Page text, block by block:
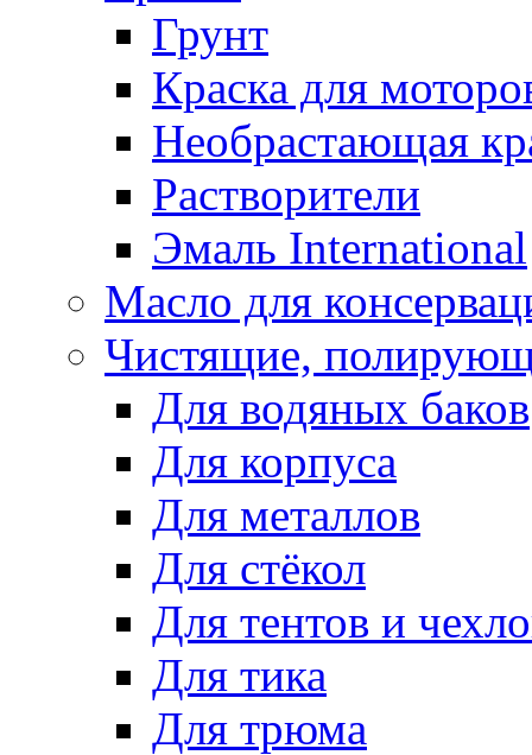
Грунт
Краска для
Необрастающая
Растворители
Эмаль International
Масло для
Чистящие,
Для водяных баков
Для корпуса
Для металлов
Для стёкол
Для тентов и
Для тика
Для трюма